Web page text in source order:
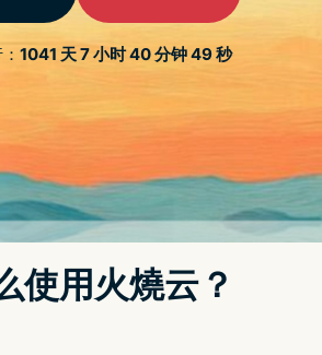
Security Conference 安全会议主办
场专为骇客或是「资安研究员」举行
与这场活动的骇客团队们必须彼此较
的「漏洞」和错误。值得一提的是，今
赛活动还受到了微软、Zoom 等多间大
都为参赛者们提供了相当丰富的奖
旗下软体找出错误。
就陆陆续续从浏览器 Firefox、甲骨文
业系统 Windows 11 和会议软体